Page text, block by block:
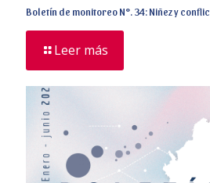
Boletín de monitoreo N°. 34: Niñez y
Leer más